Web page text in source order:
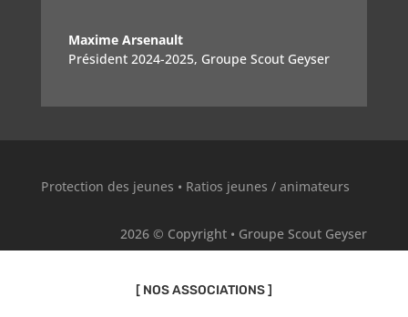
Maxime Arsenault
Président 2024-2025, Groupe Scout Geyser
Protection des jeunes • Ratios jeunes / animateurs
2026 © Copyright • Groupe Scout Geyser
[ NOS ASSOCIATIONS ]